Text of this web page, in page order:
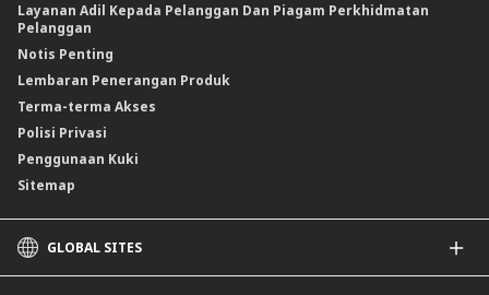
Layanan Adil Kepada Pelanggan Dan Piagam Perkhidmatan
Pelanggan
Notis Penting
Lembaran Penerangan Produk
Terma-terma Akses
Polisi Privasi
Penggunaan Kuki
Sitemap
GLOBAL SITES